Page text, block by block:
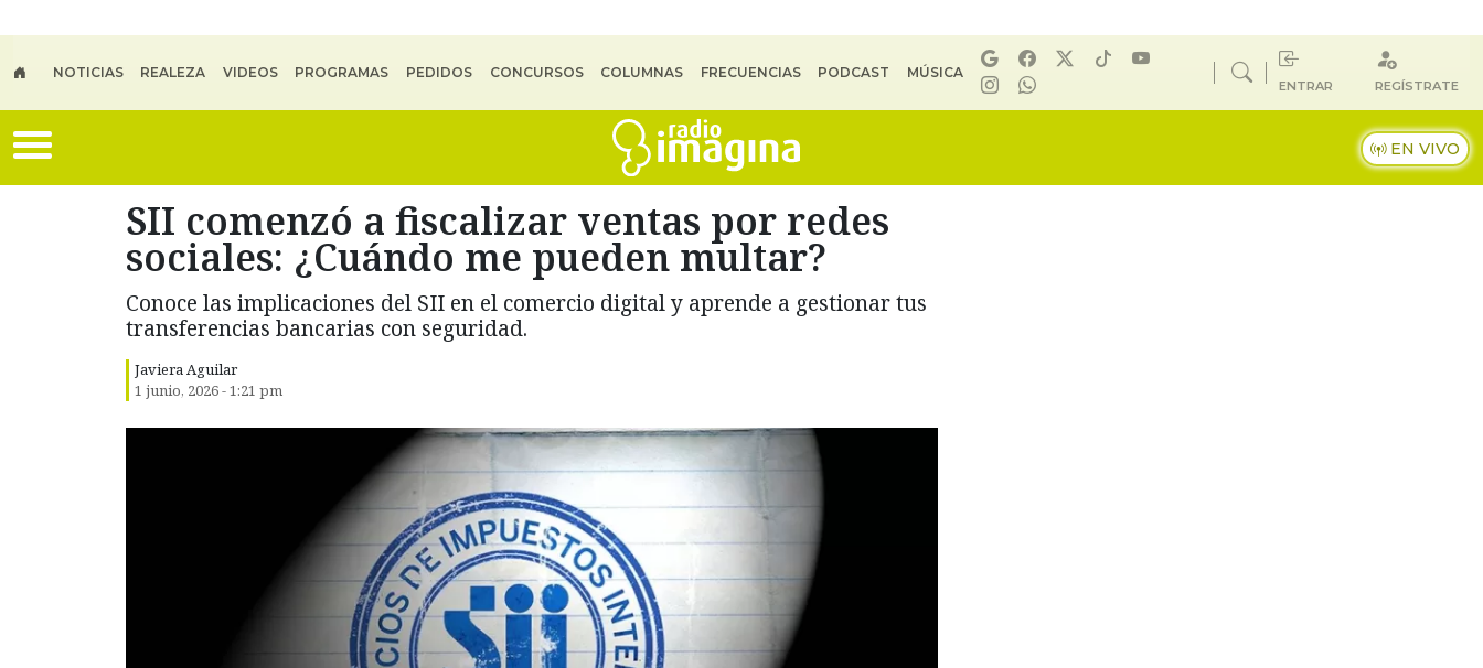
NOTICIAS REALEZA VIDEOS PROGRAMAS PEDIDOS CONCURSOS COLUMNAS FRECUENCIAS PODCAST MÚSICA
ENTRAR REGÍSTRATE
EN VIVO
SII comenzó a fiscalizar ventas por redes
sociales: ¿Cuándo me pueden multar?
Conoce las implicaciones del SII en el comercio digital y aprende a gestionar tus
transferencias bancarias con seguridad.
Javiera Aguilar
1 junio, 2026 - 1:21 pm